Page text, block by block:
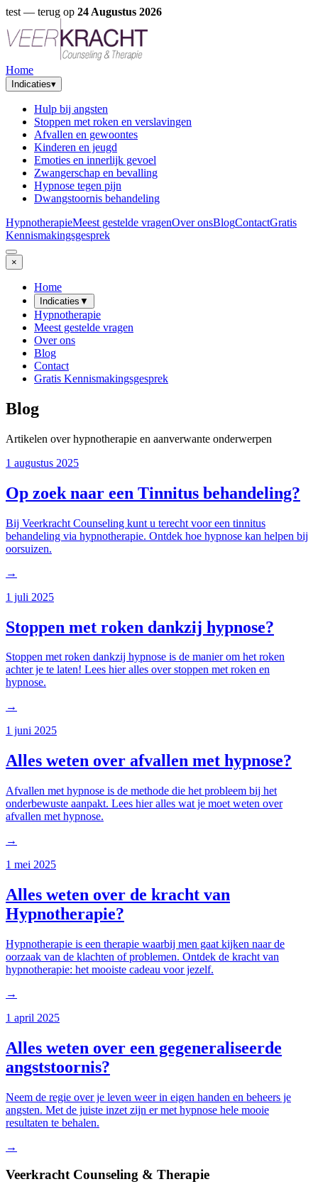
test — terug op 24 Augustus 2026
Home
Indicaties▾
Hulp bij angsten
Stoppen met roken en verslavingen
Afvallen en gewoontes
Kinderen en jeugd
Emoties en innerlijk gevoel
Zwangerschap en bevalling
Hypnose tegen pijn
Dwangstoornis behandeling
HypnotherapieMeest gestelde vragenOver onsBlogContactGratis
Kennismakingsgesprek
×
Home
Indicaties ▼
Hypnotherapie
Meest gestelde vragen
Over ons
Blog
Contact
Gratis Kennismakingsgesprek
Blog
Artikelen over hypnotherapie en aanverwante onderwerpen
1 augustus 2025
Op zoek naar een Tinnitus behandeling?
Bij Veerkracht Counseling kunt u terecht voor een tinnitus
behandeling via hypnotherapie. Ontdek hoe hypnose kan helpen bij
oorsuizen.
→
1 juli 2025
Stoppen met roken dankzij hypnose?
Stoppen met roken dankzij hypnose is de manier om het roken
achter je te laten! Lees hier alles over stoppen met roken en
hypnose.
→
1 juni 2025
Alles weten over afvallen met hypnose?
Afvallen met hypnose is de methode die het probleem bij het
onderbewuste aanpakt. Lees hier alles wat je moet weten over
afvallen met hypnose.
→
1 mei 2025
Alles weten over de kracht van
Hypnotherapie?
Hypnotherapie is een therapie waarbij men gaat kijken naar de
oorzaak van de klachten of problemen. Ontdek de kracht van
hypnotherapie: het mooiste cadeau voor jezelf.
→
1 april 2025
Alles weten over een gegeneraliseerde
angststoornis?
Neem de regie over je leven weer in eigen handen en beheers je
angsten. Met de juiste inzet zijn er met hypnose hele mooie
resultaten te behalen.
→
Veerkracht Counseling & Therapie